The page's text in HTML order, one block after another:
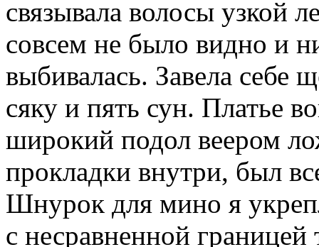
связывала волосы узкой
совсем не было видно и
выбивалась. Завела себе
сяку и пять сун. Платье
широкий подол веером
прокладки внутри, был
Шнурок для мино я
с несравненной